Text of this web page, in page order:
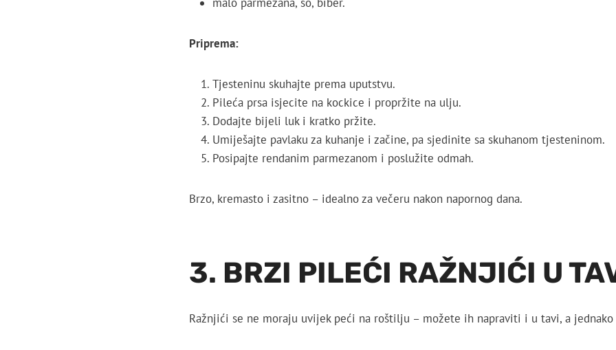
Priprema:
Tjesteninu skuhajte prema uputstvu.
Pileća prsa isjecite na kockice i propržite na ulju.
Dodajte bijeli luk i kratko pržite.
Umiješajte pavlaku za kuhanje i začine, pa sjedinite sa skuhanom tjesteninom.
Posipajte rendanim parmezanom i poslužite odmah.
Brzo, kremasto i zasitno – idealno za večeru nakon napornog dana.
3. BRZI PILEĆI RAŽNJIĆI U
Ražnjići se ne moraju uvijek peći na roštilju – možete ih napraviti i u tavi, a jednako